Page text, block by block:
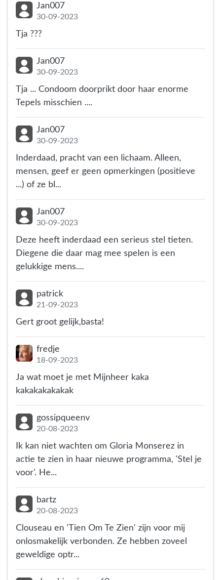
Jan007
30-09-2023
Tja ???
Jan007
30-09-2023
Tja ... Condoom doorprikt door haar enorme
Tepels misschien ....
Jan007
30-09-2023
Inderdaad, pracht van een lichaam. Alleen,
mensen, geef er geen opmerkingen (positieve
...) of ze bl...
Jan007
30-09-2023
Deze heeft inderdaad een serieus stel tieten.
Diegene die daar mag mee spelen is een
gelukkige mens....
patrick
21-09-2023
Gert groot gelijk,basta!
fredje
18-09-2023
Ja wat moet je met Mijnheer kaka
kakakakakakak
gossipqueenv
20-08-2023
Ik kan niet wachten om Gloria Monserez in
actie te zien in haar nieuwe programma, 'Stel je
voor'. He...
bartz
20-08-2023
Clouseau en 'Tien Om Te Zien' zijn voor mij
onlosmakelijk verbonden. Ze hebben zoveel
geweldige optr...